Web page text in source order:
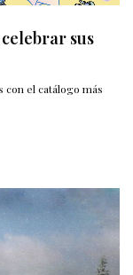
sus
con el catálogo más